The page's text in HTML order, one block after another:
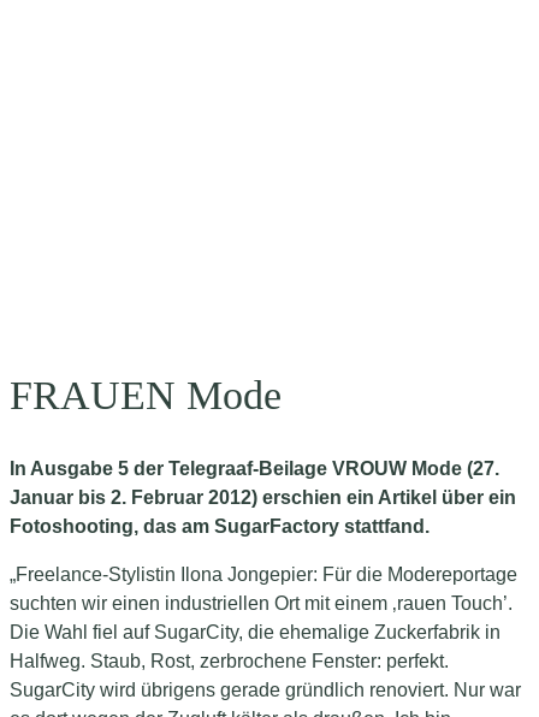
FRAUEN Mode
In Ausgabe 5 der Telegraaf-Beilage VROUW Mode (27.
Januar bis 2. Februar 2012) erschien ein Artikel über ein
Fotoshooting, das am SugarFactory stattfand.
„Freelance-Stylistin Ilona Jongepier: Für die Modereportage
suchten wir einen industriellen Ort mit einem ‚rauen Touch’.
Die Wahl fiel auf SugarCity, die ehemalige Zuckerfabrik in
Halfweg. Staub, Rost, zerbrochene Fenster: perfekt.
SugarCity wird übrigens gerade gründlich renoviert. Nur war